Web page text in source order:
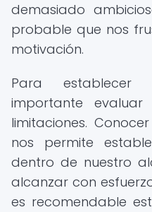
demasiado
probable que nos
motivación.
Para establecer
importante
limitaciones.
nos permite
dentro de nuestro
alcanzar con
es recomendable